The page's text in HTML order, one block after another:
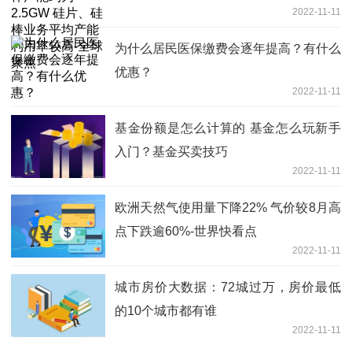
2022-11-11
为什么居民医保缴费会逐年提高？有什么
优惠？
2022-11-11
基金份额是怎么计算的 基金怎么玩新手
入门？基金买卖技巧
2022-11-11
欧洲天然气使用量下降22% 气价较8月高
点下跌逾60%-世界快看点
2022-11-11
城市房价大数据：72城过万，房价最低
的10个城市都有谁
2022-11-11